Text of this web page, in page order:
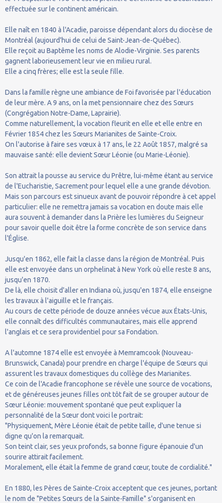
effectuée sur le continent américain.
Elle naît en 1840 à l'Acadie, paroisse dépendant alors du diocèse de
Montréal (aujourd'hui de celui de Saint-Jean-de-Québec).
Elle reçoit au Baptême les noms de Alodie-Virginie. Ses parents
gagnent laborieusement leur vie en milieu rural.
Elle a cinq frères; elle est la seule fille.
Dans la famille règne une ambiance de Foi favorisée par l'éducation
de leur mère. A 9 ans, on la met pensionnaire chez des Sœurs
(Congrégation Notre-Dame, Laprairie).
Comme naturellement, la vocation fleurit en elle et elle entre en
Février 1854 chez les Sœurs Marianites de Sainte-Croix.
On l'autorise à faire ses vœux à 17 ans, le 22 Août 1857, malgré sa
mauvaise santé: elle devient Sœur Léonie (ou Marie-Léonie).
Son attrait la pousse au service du Prêtre, lui-même étant au service
de l'Eucharistie, Sacrement pour lequel elle a une grande dévotion.
Mais son parcours est sinueux avant de pouvoir répondre à cet appel
particulier: elle ne remettra jamais sa vocation en doute mais elle
aura souvent à demander dans la Prière les lumières du Seigneur
pour savoir quelle doit être la forme concrète de son service dans
l'Église.
Jusqu'en 1862, elle fait la classe dans la région de Montréal. Puis
elle est envoyée dans un orphelinat à New York où elle reste 8 ans,
jusqu'en 1870.
De là, elle choisit d'aller en Indiana où, jusqu'en 1874, elle enseigne
les travaux à l'aiguille et le français.
Au cours de cette période de douze années vécue aux États-Unis,
elle connaît des difficultés communautaires, mais elle apprend
l'anglais et ce sera providentiel pour sa Fondation.
A l'automne 1874 elle est envoyée à Memramcook (Nouveau-
Brunswick, Canada) pour prendre en charge l'équipe de Sœurs qui
assurent les travaux domestiques du collège des Marianites.
Ce coin de l'Acadie francophone se révèle une source de vocations,
et de généreuses jeunes filles ont tôt fait de se grouper autour de
Sœur Léonie: mouvement spontané que peut expliquer la
personnalité de la Sœur dont voici le portrait:
"Physiquement, Mère Léonie était de petite taille, d'une tenue si
digne qu'on la remarquait.
Son teint clair, ses yeux profonds, sa bonne figure épanouie d'un
sourire attirait facilement.
Moralement, elle était la femme de grand cœur, toute de cordialité."
En 1880, les Pères de Sainte-Croix acceptent que ces jeunes, portant
le nom de "Petites Sœurs de la Sainte-Famille" s'organisent en